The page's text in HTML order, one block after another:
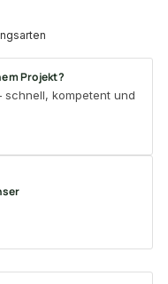
Projekt?
kompetent und